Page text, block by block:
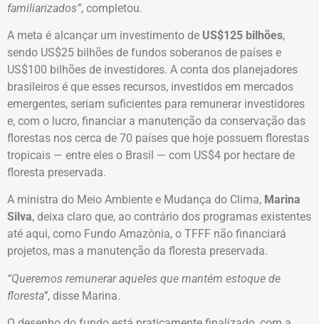
familiarizados”, completou.
A meta é alcançar um investimento de US$125 bilhões,
sendo US$25 bilhões de fundos soberanos de países e
US$100 bilhões de investidores. A conta dos planejadores
brasileiros é que esses recursos, investidos em mercados
emergentes, seriam suficientes para remunerar investidores
e, com o lucro, financiar a manutenção da conservação das
florestas nos cerca de 70 países que hoje possuem florestas
tropicais — entre eles o Brasil — com US$4 por hectare de
floresta preservada.
A ministra do Meio Ambiente e Mudança do Clima, Marina
Silva, deixa claro que, ao contrário dos programas existentes
até aqui, como Fundo Amazônia, o TFFF não financiará
projetos, mas a manutenção da floresta preservada.
“Queremos remunerar aqueles que mantém estoque de
floresta”, disse Marina.